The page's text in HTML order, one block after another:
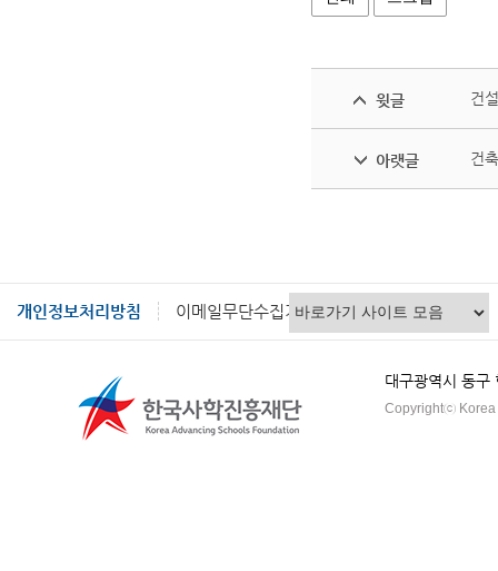
윗글 건
아랫글 건
개인정보처리방침 이메일무단수집거부
대구광역시 동
Copyrightⓒ Korea